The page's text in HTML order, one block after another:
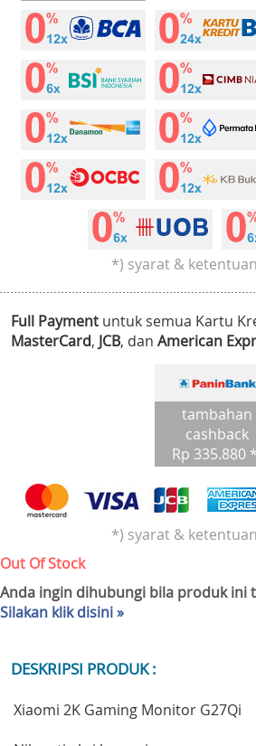
*) syarat &
Full Payment untuk semua Kartu
MasterCard, JCB, dan American
tambahan
cashback
Rp 335.880
*) syarat &
Out Of Stock
Anda ingin dihubungi bila produk ini
Silakan klik disini »
DESKRIPSI PRODUK :
Xiaomi 2K Gaming Monitor G27Qi